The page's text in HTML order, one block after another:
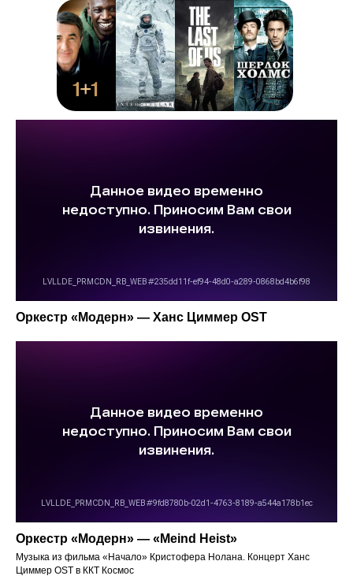
Купить билеты
Оркестр «Модерн» — Ханс Циммер OST
Оркестр «Модерн» — «Meind Heist»
Музыка из фильма «Начало» Кристофера Нолана. Концерт Ханс
Циммер OST в ККТ Космос